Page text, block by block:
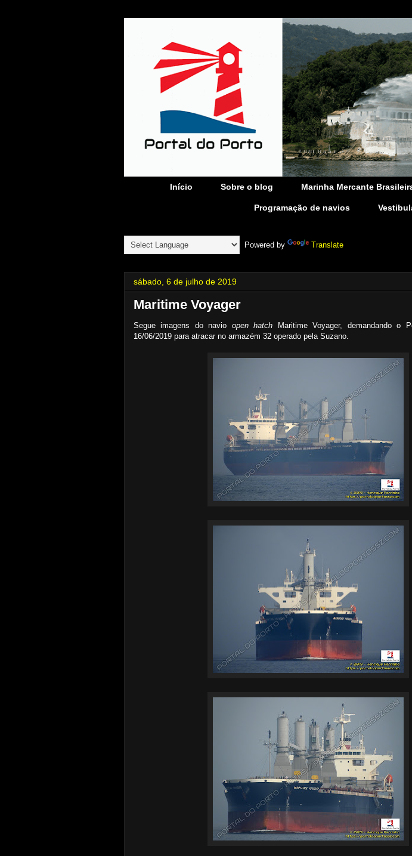
Início Sobre o blog Marinha Mercante
Programação de navios
Powered by Translate
sábado, 6 de julho de 2019
Maritime Voyager
Segue imagens do navio open hatch Maritime Voyager, demandando o
16/06/2019 para atracar no armazém 32 operado pela Suzano.